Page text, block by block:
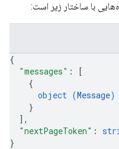
با ساختار زیر است:
{
"messages" :
[
{
object (Message)
}
] ,
"nextPageToken" :
}